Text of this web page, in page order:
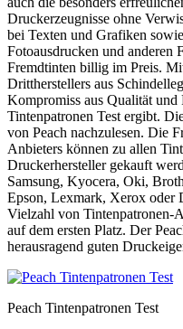
Druckerzeugnisse ohne
bei Texten und Grafiken
Fotoausdrucken und anderen
Fremdtinten billig im Preis.
Drittherstellers aus
Kompromiss aus Qualität und
Tintenpatronen Test ergibt.
von Peach nachzulesen. Die
Anbieters können zu allen
Druckerhersteller gekauft
Samsung, Kyocera, Oki,
Epson, Lexmark, Xerox oder
Vielzahl von Tintenpatronen-
auf dem ersten Platz. Der
herausragend guten
Peach Tintenpatronen Test